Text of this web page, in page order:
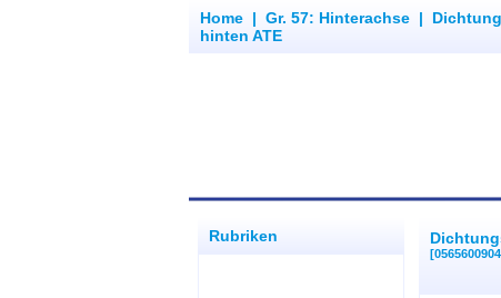
Home | Gr. 57: Hinterachse |
hinten ATE
Rubriken